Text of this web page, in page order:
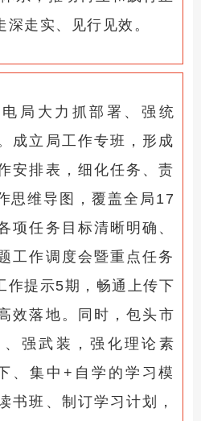
走实、见行见效。
局大力抓部署、强统
成立局工作专班，形成
安排表，细化任务、责
思维导图，覆盖全局17
项任务目标清晰明确、
工作调度会暨重点任务
作提示5期，畅通上传下
效落地。同时，包头市
、强武装，强化理论素
、集中+自学的学习模
书班、制订学习计划，